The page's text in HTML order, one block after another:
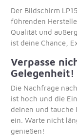
Der Bildschirm
führenden
Qualität und
ist deine Chance,
Verpasse
Gelegenheit!
Die Nachfrage
ist hoch und die
deinen und tauche
ein. Warte nicht
genießen!